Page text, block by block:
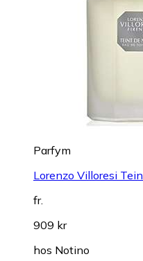
Parfym
Lorenzo Villoresi
fr.
909 kr
hos Notino